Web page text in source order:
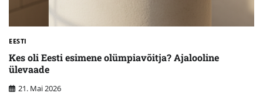
EESTI
Kes oli Eesti esimene olümpiavõitja? Ajalooline
ülevaade
21. Mai 2026